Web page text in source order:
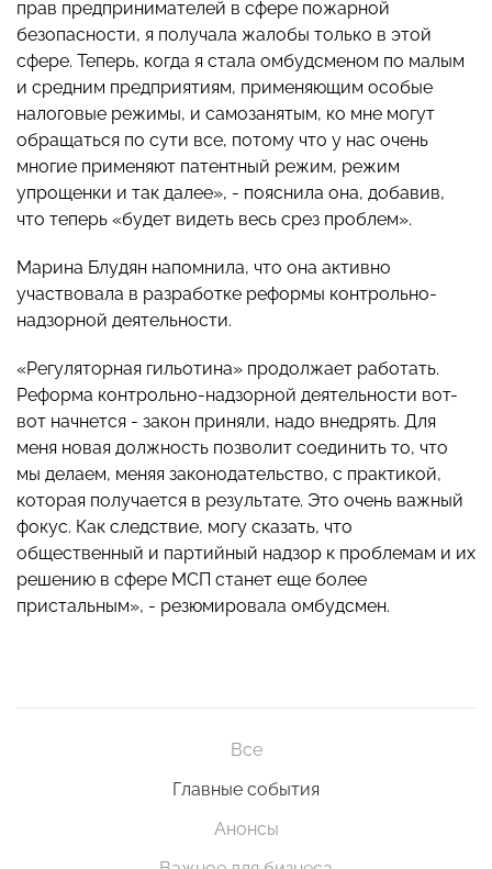
прав предпринимателей в сфере пожарной
безопасности, я получала жалобы только в этой
сфере. Теперь, когда я стала омбудсменом по малым
и средним предприятиям, применяющим особые
налоговые режимы, и самозанятым, ко мне могут
обращаться по сути все, потому что у нас очень
многие применяют патентный режим, режим
упрощенки и так далее», - пояснила она, добавив,
что теперь «будет видеть весь срез проблем».
Марина Блудян напомнила, что она активно
участвовала в разработке реформы контрольно-
надзорной деятельности.
«Регуляторная гильотина» продолжает работать.
Реформа контрольно-надзорной деятельности вот-
вот начнется - закон приняли, надо внедрять. Для
меня новая должность позволит соединить то, что
мы делаем, меняя законодательство, с практикой,
которая получается в результате. Это очень важный
фокус. Как следствие, могу сказать, что
общественный и партийный надзор к проблемам и их
решению в сфере МСП станет еще более
пристальным», - резюмировала омбудсмен.
Все
Главные события
Анонсы